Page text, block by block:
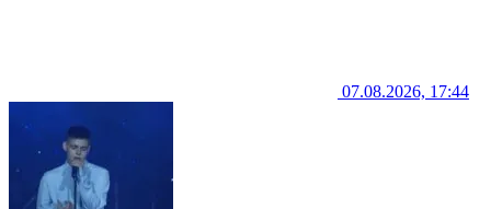
07.08.2026, 17:44